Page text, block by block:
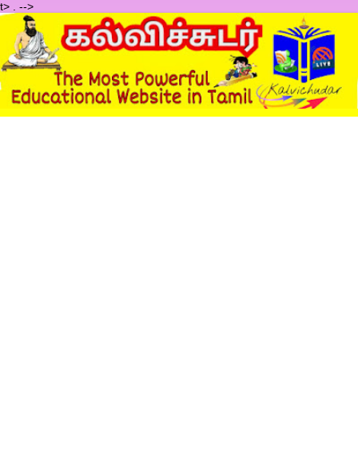
t> -->